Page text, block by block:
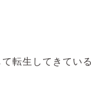
転生してきてい